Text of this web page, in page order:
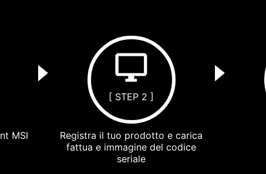
MSI
[ STEP 2 ]
Registra il tuo prodotto e carica
fattua e immagine del codice
seriale